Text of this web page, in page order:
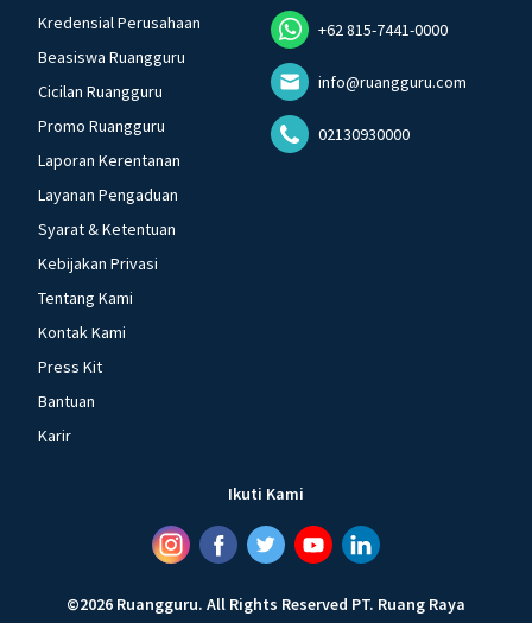
Kredensial Perusahaan
Beasiswa Ruangguru
Cicilan Ruangguru
Promo Ruangguru
Laporan Kerentanan
Layanan Pengaduan
Syarat & Ketentuan
Kebijakan Privasi
Tentang Kami
Kontak Kami
Press Kit
Bantuan
Karir
+62 815-7441-0000
info@ruangguru.com
02130930000
Ikuti Kami
©2026 Ruangguru. All Rights Reserved PT. Ruang Raya